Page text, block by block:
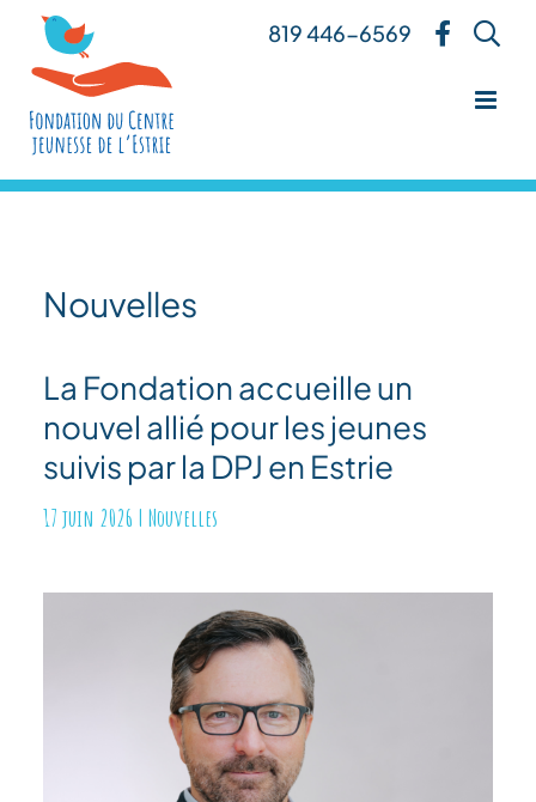
Skip
content
819 446-6569
Nouvelles
La Fondation accueille un
nouvel allié pour les jeunes
suivis par la DPJ en Estrie
17 juin 2026 | Nouvelles